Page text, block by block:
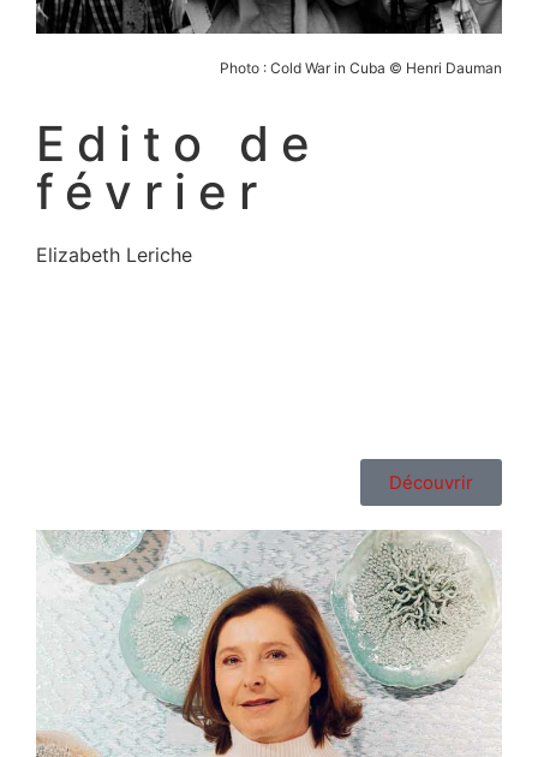
Photo : Cold War in Cuba © Henri Dauman
Edito de
février
Elizabeth Leriche
Découvrir